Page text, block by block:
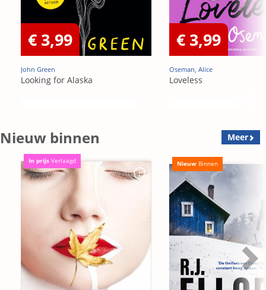
€ 3,99
John Green
Looking for Alaska
€ 3,99
Oseman, Alice
Loveless
Nieuw binnen Meer
In prijs Verlaagd Nieuw Binnen